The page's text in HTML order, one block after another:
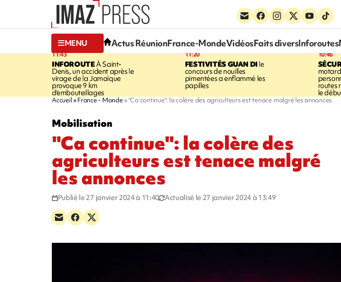
MENU Actus RéunionFrance-MondeVidéosFaits diversInforoutes
11:43
INFOROUTEÀ Saint-
Denis, un accident après le
virage de la Jamaïque
provoque 9 km
d'embouteillages
11:20
FESTIVITÉSGUAN DIle
concours de nouilles
pimentées a enflammé les
papilles
10:46
routes
le
Accueil France - Monde "Ca continue": la colère des agriculteurs est tenace malgré les annonces
Mobilisation
"Ca continue": la colère des
agriculteurs est tenace malgré
les annonces
Publié le 27 janvier 2024 à 11:40 Actualisé le 27 janvier 2024 à 13:49